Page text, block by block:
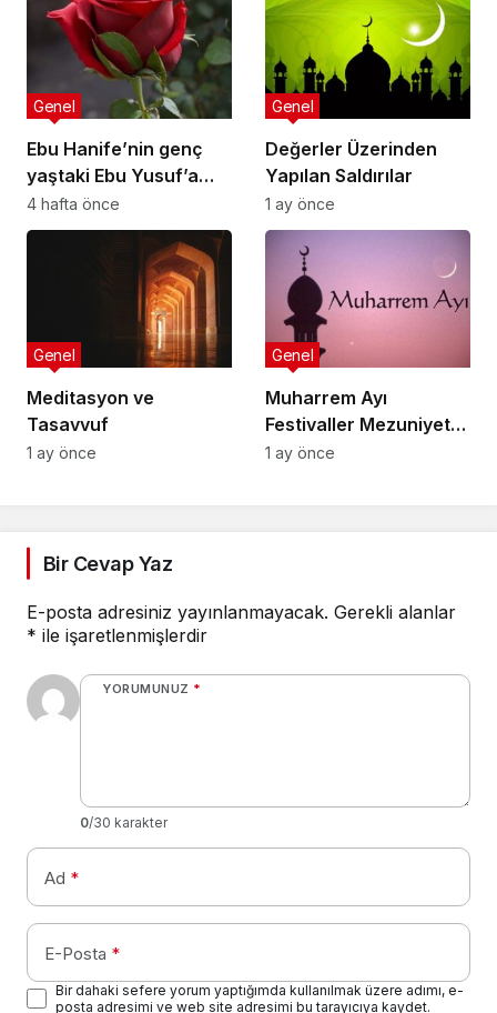
Ebu Hanife’nin genç
yaştaki Ebu Yusuf’a
nasihatlerinden
bazıları:
Genel
4 hafta önce
Değerler Üzerinden
Yapılan Saldırılar
Genel
1 ay önce
Meditasyon ve
Tasavvuf
Genel
1 ay önce
Muharrem Ayı
Festivaller Mezuniyet
Törenleri
Genel
1 ay önce
Bir Cevap Yaz
E-posta adresiniz yayınlanmayacak. Gerekli alanlar
* ile işaretlenmişlerdir
YORUMUNUZ *
0/30 karakter
Ad *
E-Posta *
Bir dahaki sefere yorum yaptığımda kullanılmak üzere adımı, e-
posta adresimi ve web site adresimi bu tarayıcıya kaydet.